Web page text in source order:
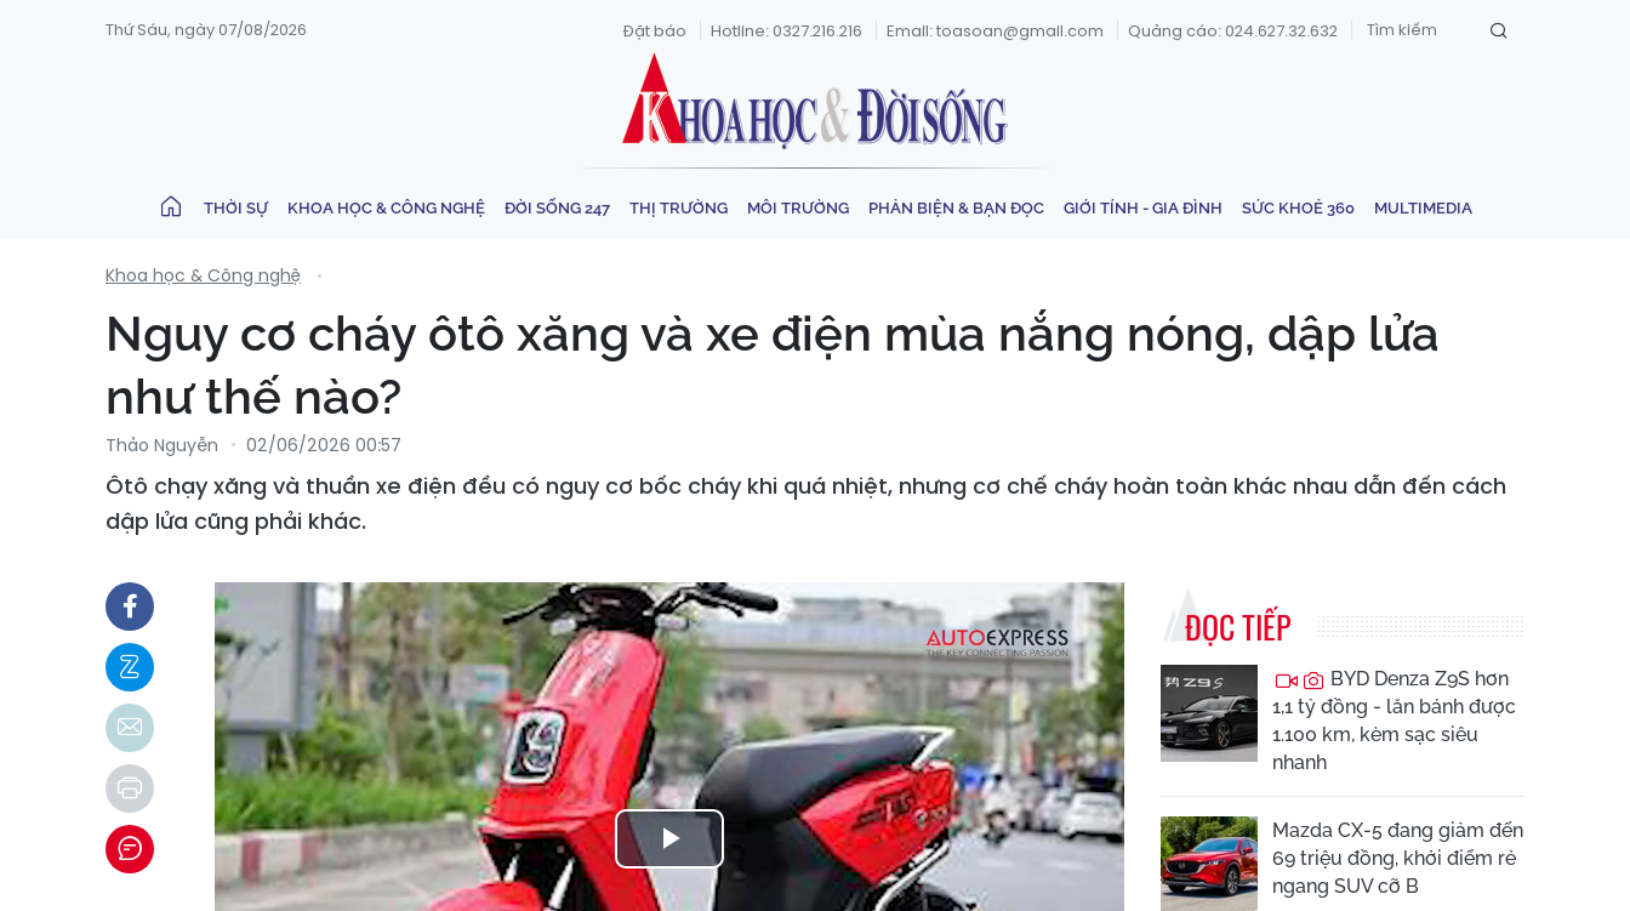
Thứ Sáu, ngày 07/08/2026 Đặt báo Hotline: 0327.216.216 Email: toasoan@gmail.com Quảng cáo: 024.627.32.632
THỜI SỰ KHOA HỌC & CÔNG NGHỆ ĐỜI SỐNG 247 THỊ TRƯỜNG MÔI TRƯỜNG PHẢN BIỆN & BẠN ĐỌC GIỚI TÍNH - GIA ĐÌNH SỨC KHOẺ 360 MULTIMEDIA
Khoa học & Công nghệ
Nguy cơ cháy ôtô xăng và xe điện mùa nắng nóng, dập lửa
như thế nào?
Thảo Nguyễn 02/06/2026 00:57
Ôtô chạy xăng và thuần xe điện đều có nguy cơ bốc cháy khi quá nhiệt, nhưng cơ chế cháy hoàn toàn khác nhau dẫn đến cách
dập lửa cũng phải khác.
Play
ĐỌC TIẾP
BYD Denza Z9S hơn
1,1 tỷ đồng - lăn bánh được
1.100 km, kèm sạc siêu
nhanh
Mazda CX-5 đang giảm đến
69 triệu đồng, khởi điểm rẻ
ngang SUV cỡ B